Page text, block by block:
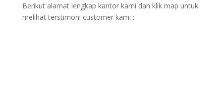
Berikut alamat lengkap kantor kami dan klik map untuk
melihat terstimoni customer kami :